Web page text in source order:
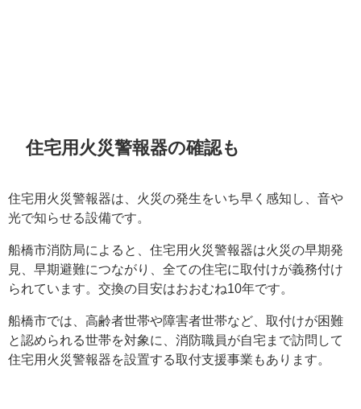
住宅用火災警報器の確認も
住宅用火災警報器は、火災の発生をいち早く感知し、音や
光で知らせる設備です。
船橋市消防局によると、住宅用火災警報器は火災の早期発
見、早期避難につながり、全ての住宅に取付けが義務付け
られています。交換の目安はおおむね10年です。
船橋市では、高齢者世帯や障害者世帯など、取付けが困難
と認められる世帯を対象に、消防職員が自宅まで訪問して
住宅用火災警報器を設置する取付支援事業もあります。